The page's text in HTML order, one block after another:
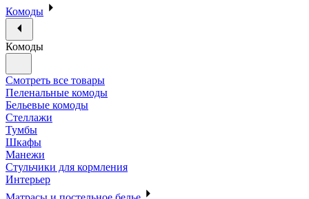
Комоды
Комоды
Смотреть все товары
Пеленальные комоды
Бельевые комоды
Стеллажи
Тумбы
Шкафы
Манежи
Стульчики для кормления
Интерьер